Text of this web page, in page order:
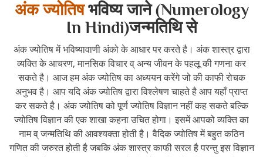
अंक ज्योतिषभविष्य जाने (Numerology
In Hindi)जन्मतिथि से
अंक ज्योतिष में भविष्यावाणी अंको के आधार पर करते है। अंक शास्त्र द्वारा
व्यक्ति के आचरण, मानसिक विचार व् अन्य जीवन के पहलू की गणना कर
सकते है। आज हम अंक ज्योतिष का अध्ययन करेंगे जो की काफी रोचक
अनुभव है। आप यदि अंक ज्योतिष द्वारा विश्लेषण चाहते है आप यहाँ प्राप्त
कर सकते है। अंक ज्योतिष को पूर्ण ज्योतिष विज्ञान नहीं कह सकते बल्कि
ज्योतिष विज्ञान की एक शाखा कहना उचित होगा। इसमें आपको व्यक्ति का
नाम व् जन्मतिथि की आवश्यक्ता होती है। वैदिक ज्योतिष में बहुत कठिन
गणित की जरुरत होती है जबकि अंक शास्त्र काफी सरल है परन्तु इस विज्ञान